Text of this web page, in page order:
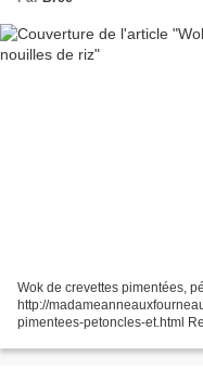
Wok de crevettes pimentées,
http://
pimentees-petoncles-et.html